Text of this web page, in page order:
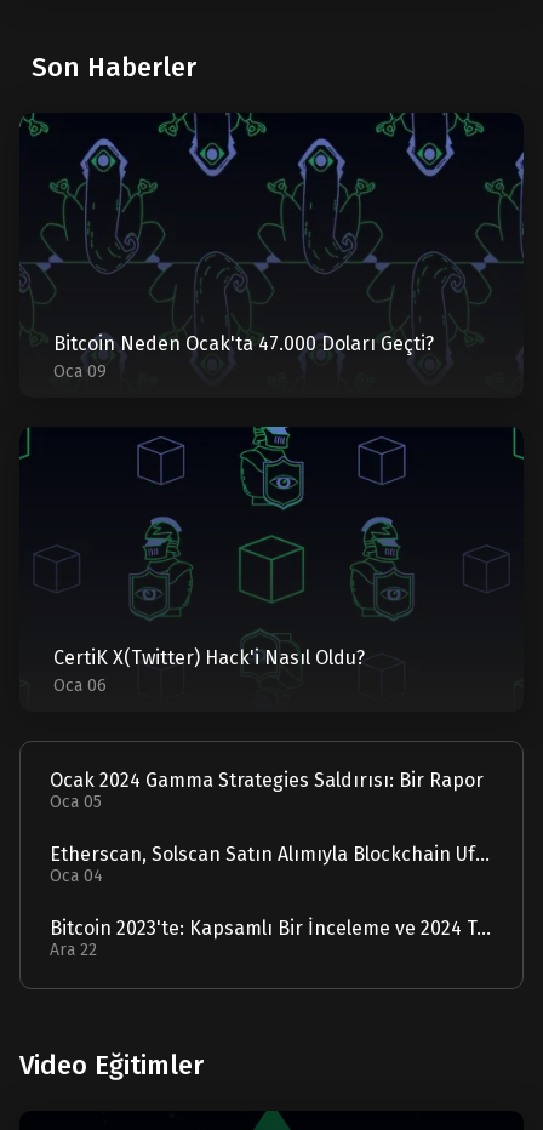
Son Haberler
Bitcoin Neden Ocak'ta 47.000 Doları Geçti?
Oca 09
CertiK X(Twitter) Hack'i Nasıl Oldu?
Oca 06
Ocak 2024 Gamma Strategies Saldırısı: Bir Rapor
Oca 05
Etherscan, Solscan Satın Alımıyla Blockchain Ufuklarını Genişletiyor
Oca 04
Bitcoin 2023'te: Kapsamlı Bir İnceleme ve 2024 Tahmini
Ara 22
Video Eğitimler